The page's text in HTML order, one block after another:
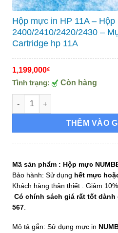
Hộp mực in HP 11A –
2400/2410/2420/2430 –
Cartridge hp 11A
1,199,000₫
Tình trạng: Còn hàng
Hộp mực in HP 11A - Hộp mực
THÊM VÀO
Mã sản phẩm : Hộp mực
Bảo hành: Sử dụng hết mực
Khách hàng thân thiết : Giảm 10%
Có chính sách giá rất tốt dành
567
Mô tả gắn: Sử dụng mực in